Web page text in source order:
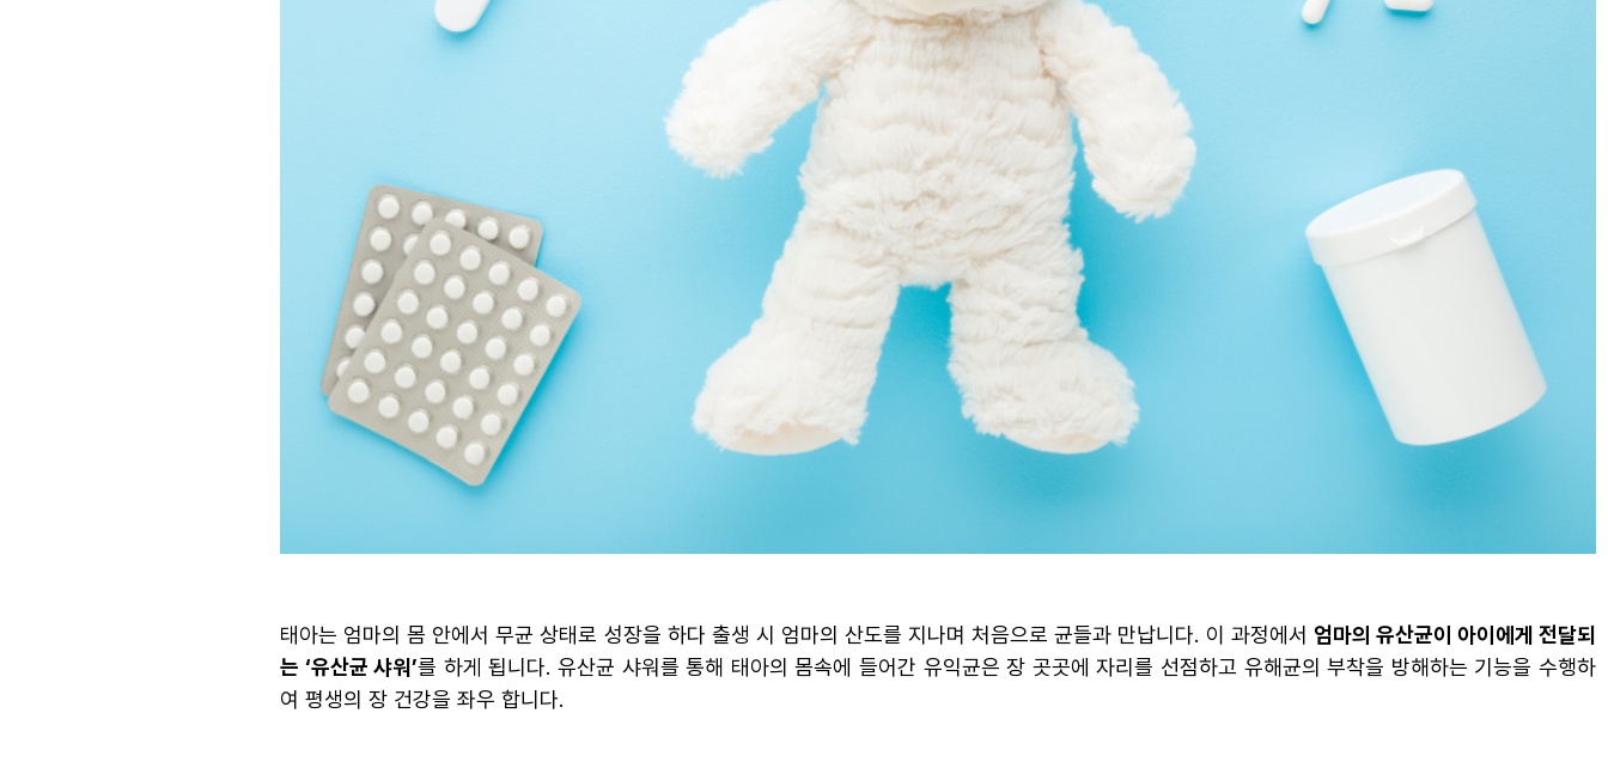
태아는 엄마의 몸 안에서 무균 상태로 성장을 하다 출생 시 엄마의 산도를 지나며 처음으로 균들과 만납니다. 이 과정에서 엄마의 유산균이 아이에게 전달되
는 ‘유산균 샤워’를 하게 됩니다. 유산균 샤워를 통해 태아의 몸속에 들어간 유익균은 장 곳곳에 자리를 선점하고 유해균의 부착을 방해하는 기능을 수행하
여 평생의 장 건강을 좌우 합니다.